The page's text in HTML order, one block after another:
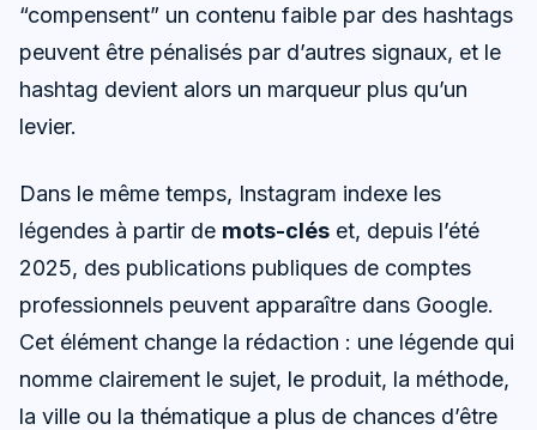
“compensent” un contenu faible par des hashtags
peuvent être pénalisés par d’autres signaux, et le
hashtag devient alors un marqueur plus qu’un
levier.
Dans le même temps, Instagram indexe les
légendes à partir de mots-clés et, depuis l’été
2025, des publications publiques de comptes
professionnels peuvent apparaître dans Google.
Cet élément change la rédaction : une légende qui
nomme clairement le sujet, le produit, la méthode,
la ville ou la thématique a plus de chances d’être